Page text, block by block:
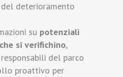
deterioramento
su potenziali
si verifichino,
del parco
proattivo per